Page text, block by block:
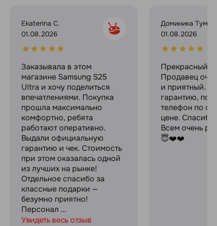
Ekaterina C.
01.08.2026
Заказывала в этом
магазине Samsung S25
Ultra и хочу поделиться
впечатлениями. Покупка
прошла максимально
комфортно, ребята
работают оперативно.
Выдали официальную
гарантию и чек. Стоимость
при этом оказалась одной
из лучших на рынке!
Отдельное спасибо за
классные подарки —
безумно приятно!
Персонал ...
Увидеть весь отзыв
Доминика
01.08.2026
Прекрасный
Продавец
и приятный.
гарантию,
телефон по
цене.
Всем очень
😇❤️❤️